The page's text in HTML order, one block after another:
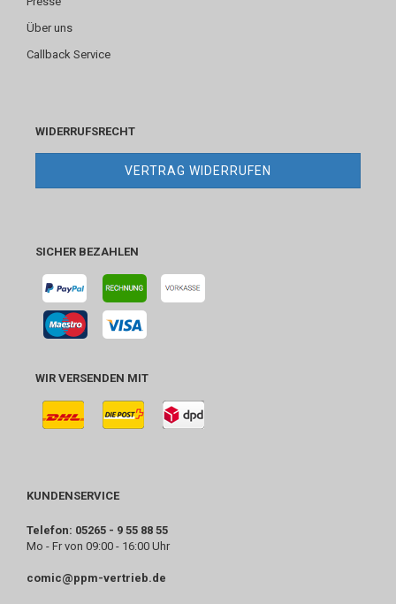
Über uns
Callback Service
WIDERRUFSRECHT
VERTRAG WIDERRUFEN
SICHER BEZAHLEN
WIR VERSENDEN MIT
KUNDENSERVICE
Telefon: 05265 - 9 55 88 55
Mo - Fr von 09:00 - 16:00 Uhr
comic@ppm-vertrieb.de